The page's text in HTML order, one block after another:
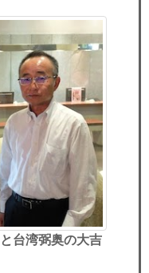
台湾弼奥の大吉